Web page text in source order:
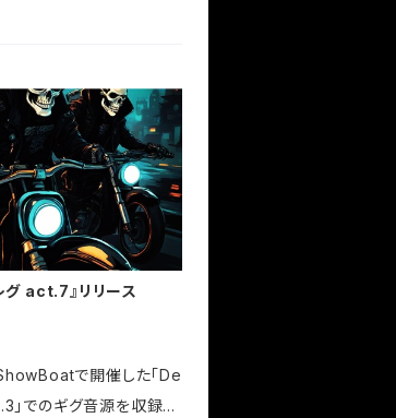
グ act.7』リリース
で開催した「De
でのギグ音源を収録し